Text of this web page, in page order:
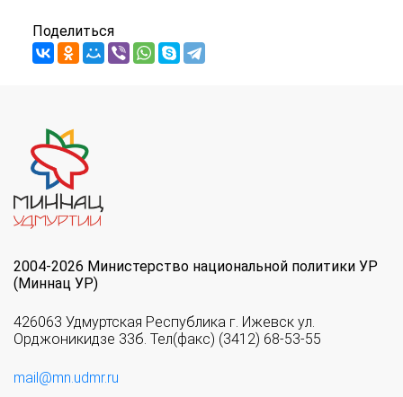
Поделиться
2004-2026 Министерство национальной политики УР
(Миннац УР)
426063 Удмуртская Республика г. Ижевск ул.
Орджоникидзе 33б. Тел(факс) (3412) 68-53-55
mail@mn.udmr.ru